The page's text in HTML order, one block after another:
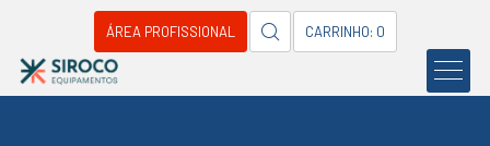
ÁREA PROFISSIONAL CARRINHO: 0